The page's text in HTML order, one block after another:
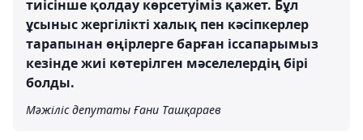
тиісінше қолдау көрсетуіміз қажет. Бұл
ұсыныс жергілікті халық пен кәсіпкерлер
тарапынан өңірлерге барған іссапарымыз
кезінде жиі көтерілген мәселелердің бірі
болды.
Мәжіліс депутаты Ғани Ташқараев